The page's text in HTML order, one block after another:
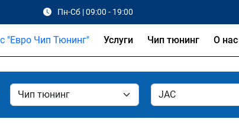
Пн-Сб | 09:00 - 19:00
Услуги Чип тюнинг О нас